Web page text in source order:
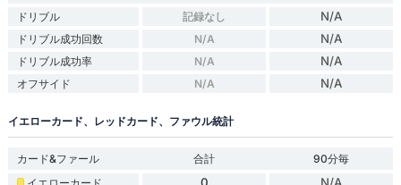
ドリブル
記録なし N/A
ドリブル成功回数 N/A N/A
ドリブル成功率 N/A N/A
オフサイド N/A N/A
イエローカード、レッドカード、ファウル統計
カード&ファール 合計
90分毎